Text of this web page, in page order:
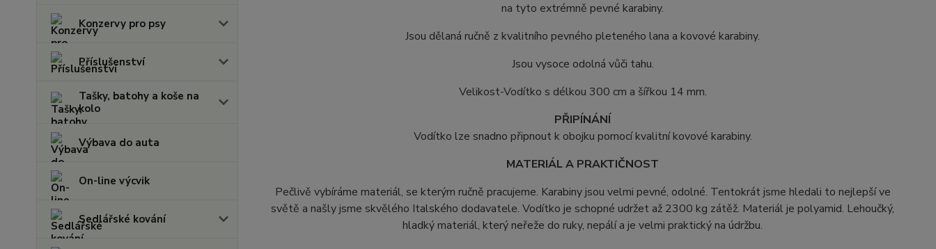
Konzervy pro psy
Příslušenství
Tašky, batohy a koše na
kolo
Výbava do auta
On-line výcvik
Sedlářské kování
na tyto extrémně pevné karabiny.
Jsou dělaná ručně z kvalitního pevného pleteného lana a kovové karabiny.
Jsou vysoce odolná vůči tahu.
Velikost-Vodítko s délkou 300 cm a šířkou 14 mm.
PŘIPÍNÁNÍ
Vodítko lze snadno připnout k obojku pomocí kvalitní kovové karabiny.
MATERIÁL A PRAKTIČNOST
Pečlivě vybíráme materiál, se kterým ručně pracujeme. Karabiny jsou velmi pevné, odolné. Tentokrát jsme hledali to nejlepší ve
světě a našly jsme skvělého Italského dodavatele. Vodítko je schopné udržet až 2300 kg zátěž. Materiál je polyamid. Lehoučký,
hladký materiál, který neřeže do ruky, nepálí a je velmi praktický na údržbu.